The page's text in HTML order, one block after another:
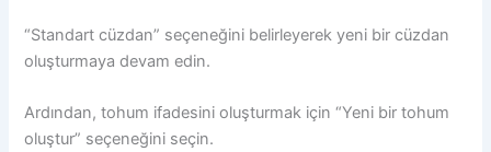
“Standart cüzdan” seçeneğini belirleyerek yeni bir cüzdan
oluşturmaya devam edin.
Ardından, tohum ifadesini oluşturmak için “Yeni bir tohum
oluştur” seçeneğini seçin.